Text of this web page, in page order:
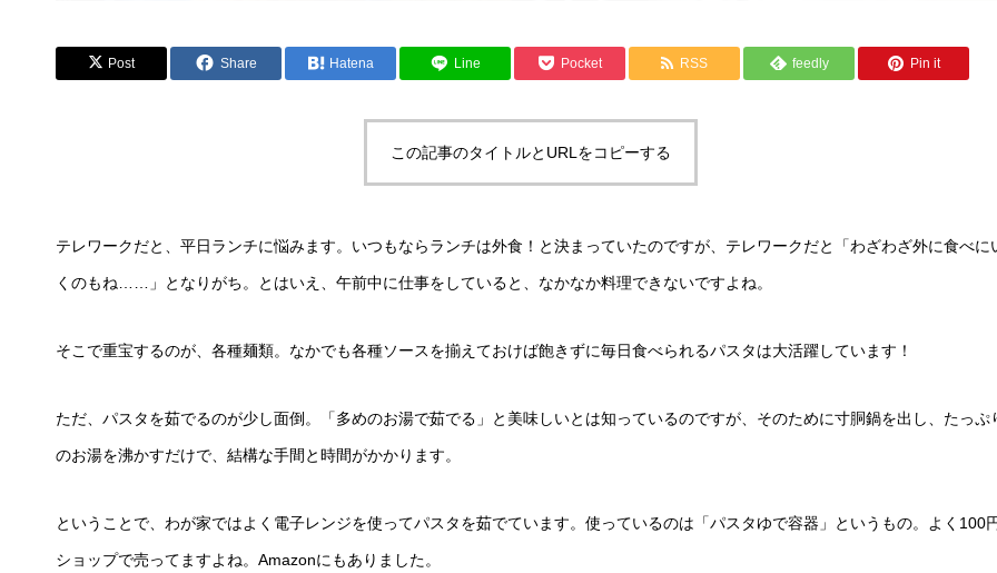
Post Share Hatena Line Pocket RSS feedly Pin it
この記事のタイトルとURLをコピーする
テレワークだと、平日ランチに悩みます。いつもならランチは外食！と決まっていたのですが、テレワークだと「わざわざ外に食べに
くのもね……」となりがち。とはいえ、午前中に仕事をしていると、なかなか料理できないですよね。
そこで重宝するのが、各種麺類。なかでも各種ソースを揃えておけば飽きずに毎日食べられるパスタは大活躍しています！
ただ、パスタを茹でるのが少し面倒。「多めのお湯で茹でる」と美味しいとは知っているのですが、そのために寸胴鍋を出し、たっぷ
のお湯を沸かすだけで、結構な手間と時間がかかります。
ということで、わが家ではよく電子レンジを使ってパスタを茹でています。使っているのは「パスタゆで容器」というもの。よく100
ショップで売ってますよね。Amazonにもありました。